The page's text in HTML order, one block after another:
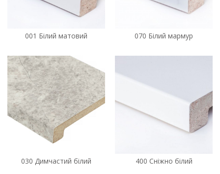
001 Білий матовий 070 Білий мармур
030 Димчастий білий 400 Сніжно білий